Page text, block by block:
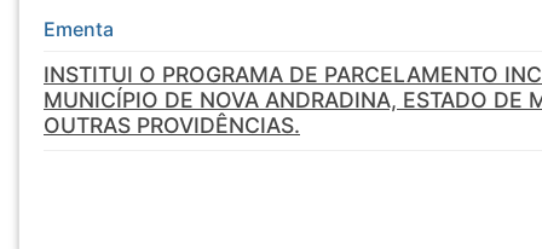
Ementa
INSTITUI O PROGRAMA DE PARCELAMENTO
MUNICÍPIO DE NOVA ANDRADINA, ESTADO DE
OUTRAS PROVIDÊNCIAS.